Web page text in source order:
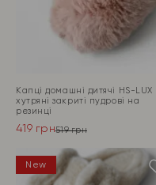
Капці домашні дитячі HS-LUX
хутрянi закриті пудрові на
резинці
519грн
ціна:
519 грн.
419 грн
ціна:
419 грн.
ПЕРЕЙТИ
New